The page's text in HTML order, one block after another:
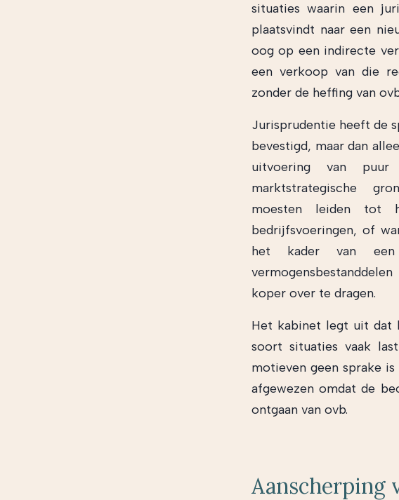
situaties waarin een
plaatsvindt naar een
oog op een indirecte
een verkoop van die
zonder de heffing van
Jurisprudentie heeft de
bevestigd, maar dan
uitvoering van puur
marktstrategische
moesten leiden tot
bedrijfsvoeringen, of
het kader van
koper over te dragen.
Het kabinet legt uit dat
soort situaties vaak
motieven geen sprake
afgewezen omdat de
ontgaan van ovb.
Aanscherping